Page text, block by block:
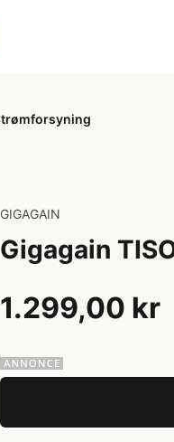
GIGAGAIN
Gigagain
1.299,00 kr